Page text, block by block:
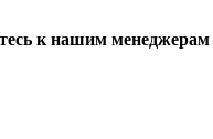
к нашим менеджерам